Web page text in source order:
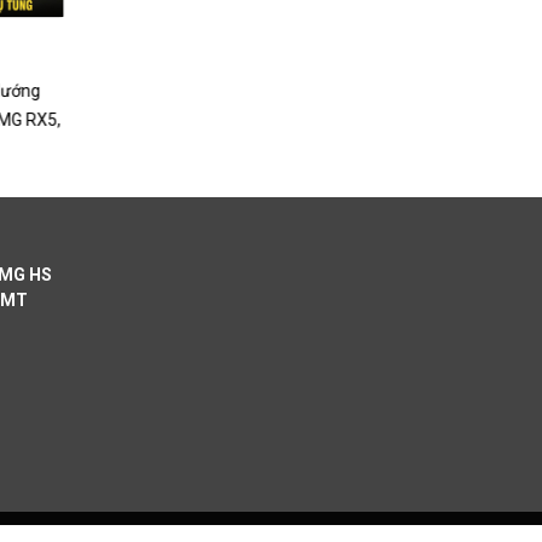
RX5,
HS